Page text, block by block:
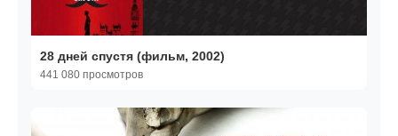
28 дней спустя (фильм, 2002)
441 080 просмотров